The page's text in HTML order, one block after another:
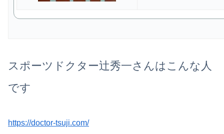
スポーツドクター辻秀一さんはこんな人
です
https://doctor-tsuji.com/